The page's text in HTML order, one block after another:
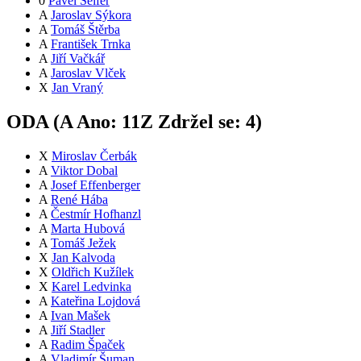
A Jaroslav Sýkora
A Tomáš Štěrba
A František Trnka
A Jiří Vačkář
A Jaroslav Vlček
X Jan Vraný
ODA (A Ano: 11Z Zdržel se: 4)
X Miroslav Čerbák
A Viktor Dobal
A Josef Effenberger
A René Hába
A Čestmír Hofhanzl
A Marta Hubová
A Tomáš Ježek
X Jan Kalvoda
X Oldřich Kužílek
X Karel Ledvinka
A Kateřina Lojdová
A Ivan Mašek
A Jiří Stadler
A Radim Špaček